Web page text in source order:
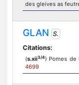
des gleives as
GLAN S.
Citations:
(s.xii3/4) Pomes
4699